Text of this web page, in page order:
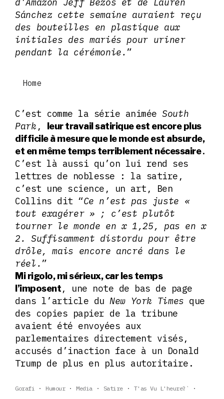
Sánchez cette semaine auraient reçu
des bouteilles en plastique aux
initiales des mariés pour uriner
pendant la cérémonie. ”
Home
C’est comme la série animée South
Park ,
leur travail satirique est encore plus
difficile à mesure que le monde est absurde,
et en même temps terriblement nécessaire.
C’est là aussi qu’on lui rend ses
lettres de noblesse : la satire,
c’est une science, un art, Ben
Collins dit “Ce n’est pas juste «
tout exagérer » ; c’est plutôt
tourner le monde en x 1,25, pas en x
2. Suffisamment distordu pour être
drôle, mais encore ancré dans le
réel. ”
Mi rigolo, mi sérieux, car les temps
l’imposent, une note de bas de page
dans l’article du New York Times que
des copies papier de la tribune
avaient été envoyées aux
parlementaires directement visés,
accusés d’inaction face à un Donald
Trump de plus en plus autoritaire.
Gorafi Humour Media Satire T'as Vu L'heure?`